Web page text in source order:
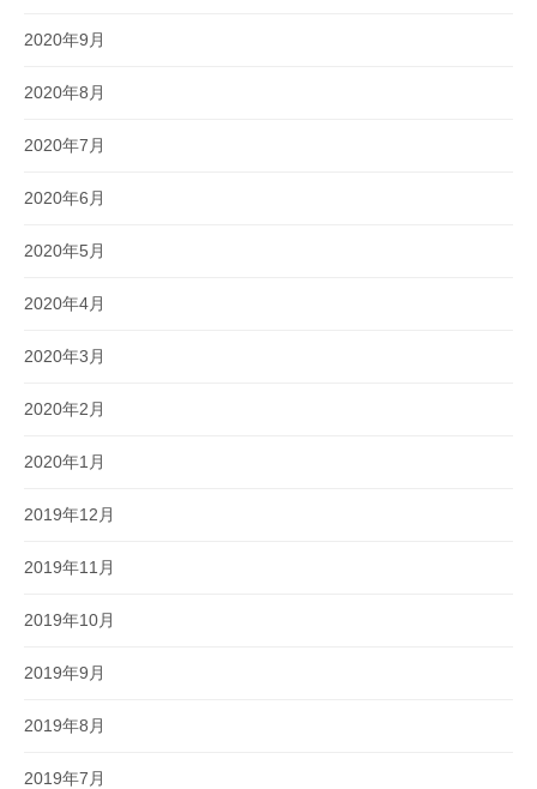
2020年9月
2020年8月
2020年7月
2020年6月
2020年5月
2020年4月
2020年3月
2020年2月
2020年1月
2019年12月
2019年11月
2019年10月
2019年9月
2019年8月
2019年7月